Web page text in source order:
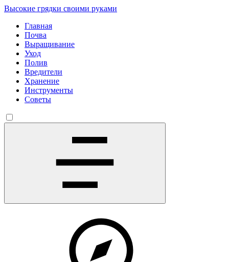
Высокие грядки своими руками
Главная
Почва
Выращивание
Уход
Полив
Вредители
Хранение
Инструменты
Советы